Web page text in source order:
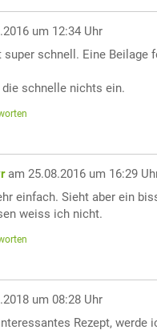
um 12:34 Uhr
schnell. Eine Beilage
schnelle nichts ein.
am 25.08.2016 um 16:29
einfach. Sieht aber ein
weiss ich nicht.
um 08:28 Uhr
Rezept, werde